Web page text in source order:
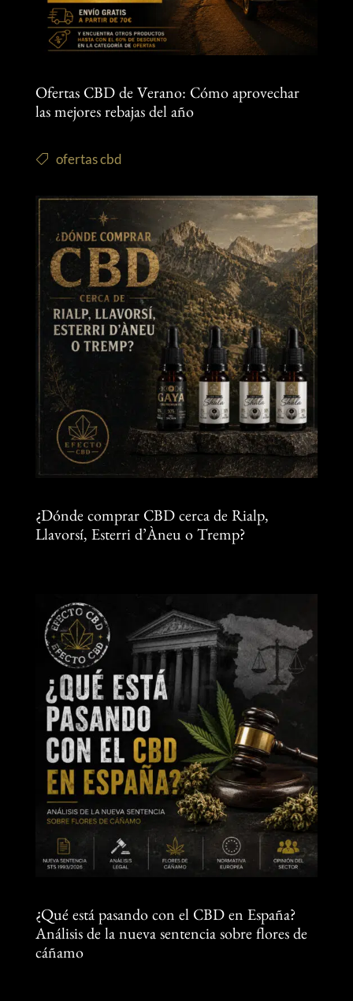
Ofertas CBD de Verano: Cómo aprovechar
las mejores rebajas del año
ofertas cbd
¿Dónde comprar CBD cerca de Rialp,
Llavorsí, Esterri d’Àneu o Tremp?
¿Qué está pasando con el CBD en España?
Análisis de la nueva sentencia sobre flores de
cáñamo